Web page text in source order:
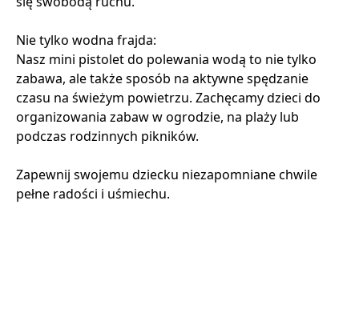
Nie tylko wodna frajda:
Nasz mini pistolet do polewania wodą to nie tylko
zabawa, ale także sposób na aktywne spędzanie
czasu na świeżym powietrzu. Zachęcamy dzieci do
organizowania zabaw w ogrodzie, na plaży lub
podczas rodzinnych pikników.
Zapewnij swojemu dziecku niezapomniane chwile
pełne radości i uśmiechu.